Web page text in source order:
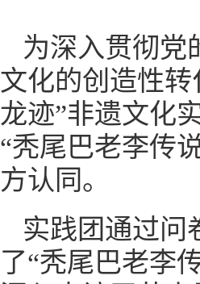
为深入贯彻党
文化的创造性
龙迹”非遗文化
“秃尾巴老李传
方认同。
实践团通过问
了“秃尾巴老李